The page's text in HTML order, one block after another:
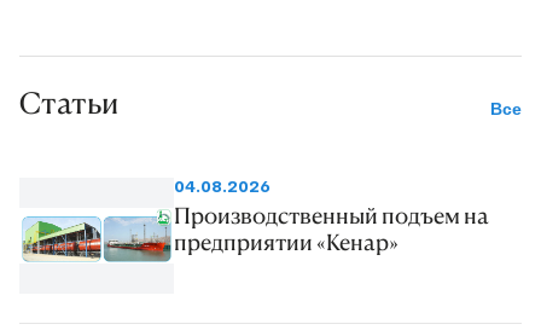
Статьи Все
04.08.2026
Производственный подъем на
предприятии «Кенар»